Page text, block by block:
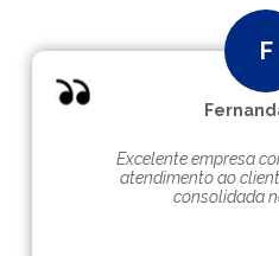
Excelente empresa
atendimento ao
consolidada